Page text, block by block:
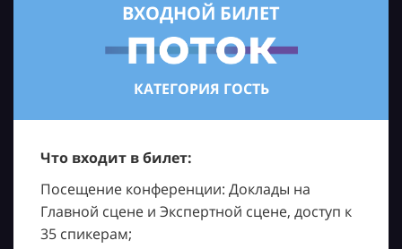
ВХОДНОЙ БИЛЕТ
КАТЕГОРИЯ ГОСТЬ
Что входит в билет:
Посещение конференции: Доклады на
Главной сцене и Экспертной сцене, доступ к
35 спикерам;